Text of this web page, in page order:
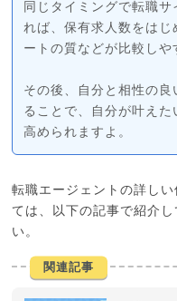
同じタイミングで転職
れば、保有求人数をはじ
ートの質などが比較しや
その後、自分と相性の
ることで、自分が叶え
高められますよ。
転職エージェントの詳し
ては、以下の記事で紹介
い。
関連記事